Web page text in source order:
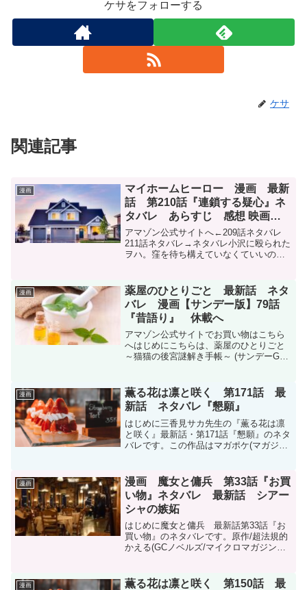
ケサをフォローする
ケサ
関連記事
漫画
マイホームヒーロー 漫画 最新
話 第210話『連鎖する疑心』ネ
タバレ あらすじ 感想 映画上
映中
アマゾン公式サイトへ←209話ネタバレ
211話ネタバレ→ネタバレ小沢に殴られた
ヲハ。窪を待ち構えていなくていいの
は通話中の明砂と志野が聞いていた。明
砂は窪と哲雄が組んだ...
漫画
薬屋のひとりごと 最新話 ネタ
バレ 漫画【サンデー版】79話
『昔語り』 休載へ
アマゾン公式サイトでお買い物はこちら
へはじめにこちらは、薬屋のひとりごと
～猫猫の後宮謎解き手帳～ (サンデーGX
神美を探して隠し通路に入り、楼蘭と対
面した壬氏でした...
漫画
薫る花は凛と咲く 第171話 最
新話 ネタバレ『懇願』
はじめに三香見サカ先生の『薫る花は凛
と咲く』最新話・第171話『懇願』のネタ
バレです。この作品はマガポケ(マガジン
す。現在、コミックスは20巻(150話～156
話＋...
漫画
漫画 魔女と傭兵 第33話『お買
い物』ネタバレ 最新話 シアー
シャの嫉妬
はじめに魔女と傭兵 最新話第33話『お
買い物』のネタバレです。原作/超法規的
かえる(GCノベルズ/マイクロマガジン社
(GCノベルズ/マイクロマガジン社刊)...
漫画
薫る花は凛と咲く 第150話 最